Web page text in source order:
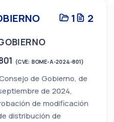
1 2
(CVE: BOME-A-2024-801)
de Gobierno, de
de 2024,
de modificación
distribución de